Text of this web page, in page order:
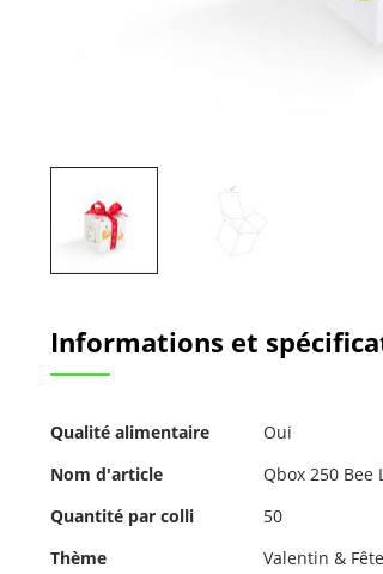
début
de
la
d’images
Informations et
Pour
d'informations
Qualité alimentaire
Oui
Nom d'article
Qbox 250 Bee
Quantité par colli
50
Thème
Valentin &